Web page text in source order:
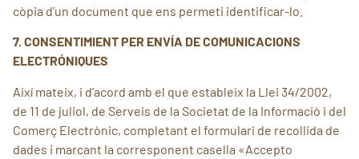
còpia d’un document que ens permeti identificar-lo.
7. CONSENTIMIENT PER ENVÍA DE COMUNICACIONS
ELECTRÓNIQUES
Així mateix, i d’acord amb el que estableix la Llei 34/2002,
de 11 de juliol, de Serveis de la Societat de la Informació i del
Comerç Electrònic, completant el formulari de recollida de
dades i marcant la corresponent casella «Accepto